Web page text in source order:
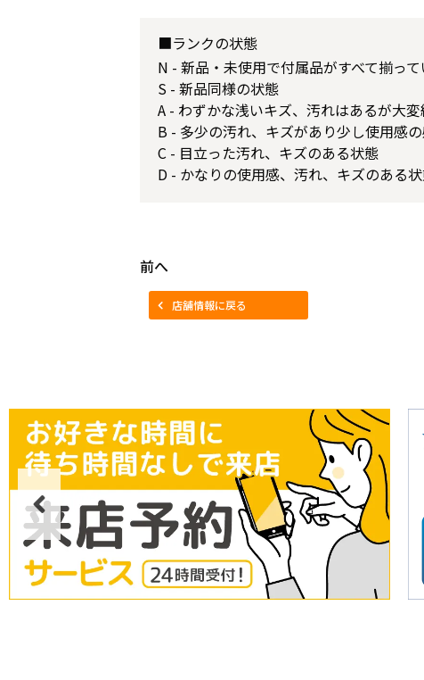
■ランクの状態
N - 新品・未使用で付属品がすべて揃っ
S - 新品同様の状態
A - わずかな浅いキズ、汚れはあるが大
B - 多少の汚れ、キズがあり少し使用感
C - 目立った汚れ、キズのある状態
D - かなりの使用感、汚れ、キズのある
前へ
店舗情報に戻る